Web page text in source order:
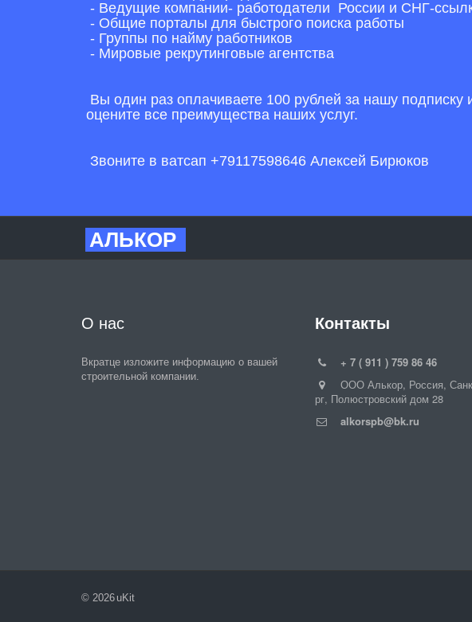
- Ведущие компании- работодатели России и СНГ-
- Общие порталы для быстрого поиска работы
- Группы по найму работников
- Мировые рекрутинговые агентства
Вы один раз оплачиваете 100 рублей за нашу
оцените все преимущества наших услуг.
Звоните в ватсап +79117598646 Алексей Бирюков
АЛЬКОР
О нас
Вкратце изложите информацию о вашей
строительной компании.
Контакты
+ 7 ( 911 ) 759 86 46
ООО Алькор, Россия,
рг, Полюстровский дом 28
alkorspb@bk.ru
© 2026 uKit